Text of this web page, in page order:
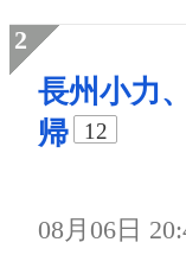
長州小力
帰
12
08月06日